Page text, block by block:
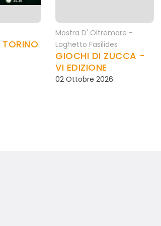
Mostra D' Oltremare -
Laghetto Fasilides
GIOCHI DI ZUCCA -
VI EDIZIONE
02 Ottobre 2026